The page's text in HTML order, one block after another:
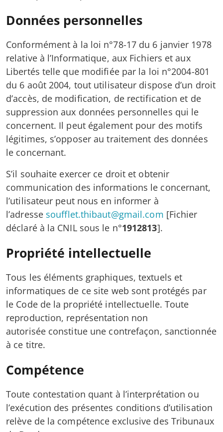
Données personnelles
Conformément à la loi n°78-17 du 6 janvier 1978
relative à l’Informatique, aux Fichiers et aux
Libertés telle que modifiée par la loi n°2004-801
du 6 août 2004, tout utilisateur dispose d’un droit
d’accès, de modification, de rectification et de
suppression aux données personnelles qui le
concernent. Il peut également pour des motifs
légitimes, s’opposer au traitement des données
le concernant.
S’il souhaite exercer ce droit et obtenir
communication des informations le concernant,
l’utilisateur peut nous en informer à
l’adresse soufflet.thibaut@gmail.com [Fichier
déclaré à la CNIL sous le n°1912813].
Propriété intellectuelle
Tous les éléments graphiques, textuels et
informatiques de ce site web sont protégés par
le Code de la propriété intellectuelle. Toute
reproduction, représentation non
autorisée constitue une contrefaçon, sanctionnée
à ce titre.
Compétence
Toute contestation quant à l’interprétation ou
l’exécution des présentes conditions d’utilisation
relève de la compétence exclusive des Tribunaux